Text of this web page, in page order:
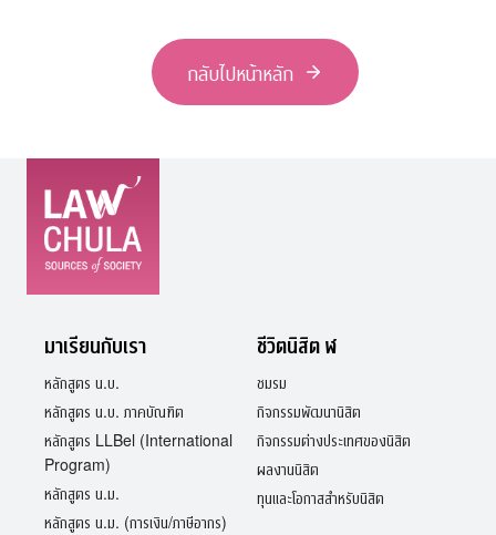
กลับไปหน้าหลัก
มาเรียนกับเรา
หลักสูตร น.บ.
หลักสูตร น.บ. ภาคบัณฑิต
หลักสูตร LLBel (International
Program)
หลักสูตร น.ม.
หลักสูตร น.ม. (การเงิน/ภาษีอากร)
ชีวิตนิสิต ฬ
ชมรม
กิจกรรมพัฒนานิสิต
กิจกรรมต่างประเทศของนิสิต
ผลงานนิสิต
ทุนและโอกาสสำหรับนิสิต